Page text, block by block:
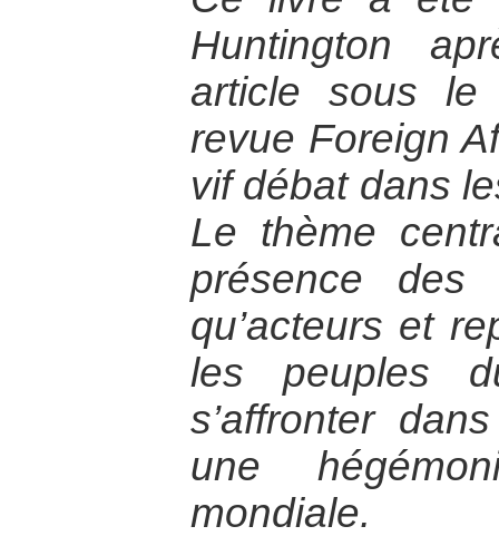
Huntington
article sous
revue Foreign
vif débat dans
Le thème
présence des
qu’acteurs et
les peuples
s’affronter
une
mondiale.